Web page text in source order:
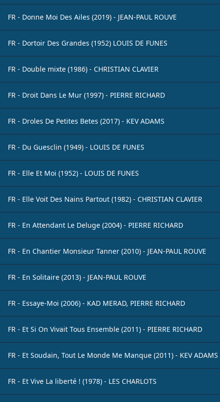
FR - Donne Moi Des Ailes (2019) - JEAN-PAUL ROUVE
FR - Dortoir Des Grandes (1952) LOUIS DE FUNES
FR - Double mixte (1986) - CHRISTIAN CLAVIER
FR - Droit Dans Le Mur (1997) - PIERRE RICHARD
FR - Droles De Petites Betes (2017) - KEV ADAMS
FR - Du Guesclin (1949) - LOUIS DE FUNES
FR - Elle Et Moi (1952) - LOUIS DE FUNES
FR - Elle Voit Des Nains Partout (1982) - CHRISTIAN CLAVIER
FR - En Attendant Le Deluge (2004) - PIERRE RICHARD
FR - En Chantier Monsieur Tanner (2010) - JEAN-PAUL ROUVE
FR - En Solitaire (2013) - JEAN-PAUL ROUVE
FR - Essaye-Moi (2006) - KAD MERAD, PIERRE RICHARD
FR - Et Si On Vivait Tous Ensemble (2011) - PIERRE RICHARD
FR - Et Soudain, Tout Le Monde Me Manque (2011) - KEV ADAMS
FR - Et Vive La liberté ! (1978) - LES CHARLOTS